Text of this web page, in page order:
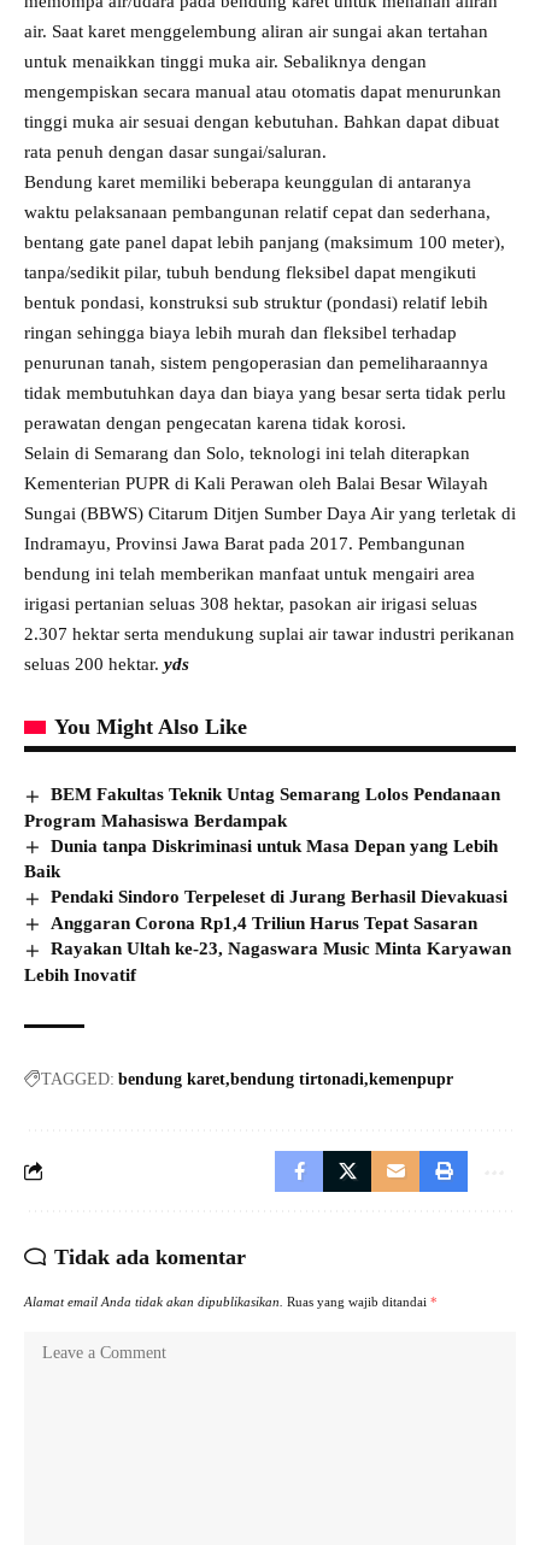
air. Saat karet menggelembung aliran air sungai akan tertahan
untuk menaikkan tinggi muka air. Sebaliknya dengan
mengempiskan secara manual atau otomatis dapat menurunkan
tinggi muka air sesuai dengan kebutuhan. Bahkan dapat dibuat
rata penuh dengan dasar sungai/saluran.
Bendung karet memiliki beberapa keunggulan di antaranya
waktu pelaksanaan pembangunan relatif cepat dan sederhana,
bentang gate panel dapat lebih panjang (maksimum 100 meter),
tanpa/sedikit pilar, tubuh bendung fleksibel dapat mengikuti
bentuk pondasi, konstruksi sub struktur (pondasi) relatif lebih
ringan sehingga biaya lebih murah dan fleksibel terhadap
penurunan tanah, sistem pengoperasian dan pemeliharaannya
tidak membutuhkan daya dan biaya yang besar serta tidak perlu
perawatan dengan pengecatan karena tidak korosi.
Selain di Semarang dan Solo, teknologi ini telah diterapkan
Kementerian PUPR di Kali Perawan oleh Balai Besar Wilayah
Sungai (BBWS) Citarum Ditjen Sumber Daya Air yang terletak di
Indramayu, Provinsi Jawa Barat pada 2017. Pembangunan
bendung ini telah memberikan manfaat untuk mengairi area
irigasi pertanian seluas 308 hektar, pasokan air irigasi seluas
2.307 hektar serta mendukung suplai air tawar industri perikanan
seluas 200 hektar. yds
You Might Also Like
BEM Fakultas Teknik Untag Semarang Lolos Pendanaan
Program Mahasiswa Berdampak
Dunia tanpa Diskriminasi untuk Masa Depan yang Lebih
Baik
Pendaki Sindoro Terpeleset di Jurang Berhasil Dievakuasi
Anggaran Corona Rp1,4 Triliun Harus Tepat Sasaran
Rayakan Ultah ke-23, Nagaswara Music Minta Karyawan
Lebih Inovatif
TAGGED: bendung karet bendung tirtonadi kemenpupr
Tidak ada komentar
Alamat email Anda tidak akan dipublikasikan. Ruas yang wajib ditandai *